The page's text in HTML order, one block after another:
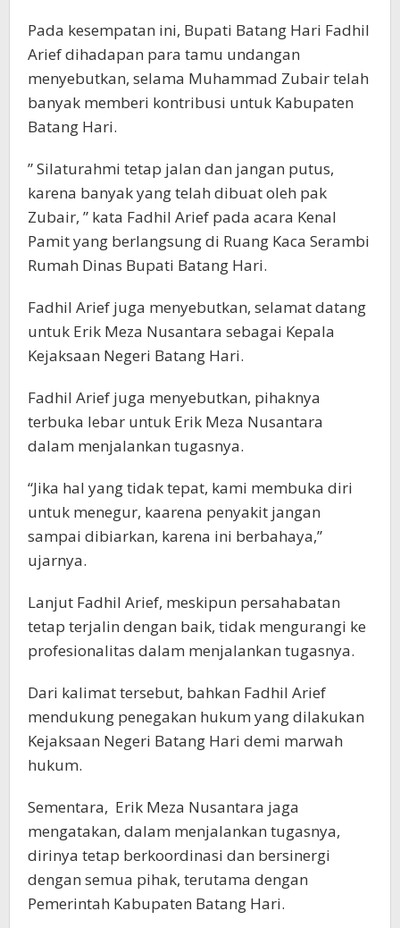
Pada kesempatan ini, Bupati Batang Hari Fadhil
Arief dihadapan para tamu undangan
menyebutkan, selama Muhammad Zubair telah
banyak memberi kontribusi untuk Kabupaten
Batang Hari.
” Silaturahmi tetap jalan dan jangan putus,
karena banyak yang telah dibuat oleh pak
Zubair, ” kata Fadhil Arief pada acara Kenal
Pamit yang berlangsung di Ruang Kaca Serambi
Rumah Dinas Bupati Batang Hari.
Fadhil Arief juga menyebutkan, selamat datang
untuk Erik Meza Nusantara sebagai Kepala
Kejaksaan Negeri Batang Hari.
Fadhil Arief juga menyebutkan, pihaknya
terbuka lebar untuk Erik Meza Nusantara
dalam menjalankan tugasnya.
“Jika hal yang tidak tepat, kami membuka diri
untuk menegur, kaarena penyakit jangan
sampai dibiarkan, karena ini berbahaya,”
ujarnya.
Lanjut Fadhil Arief, meskipun persahabatan
tetap terjalin dengan baik, tidak mengurangi ke
profesionalitas dalam menjalankan tugasnya.
Dari kalimat tersebut, bahkan Fadhil Arief
mendukung penegakan hukum yang dilakukan
Kejaksaan Negeri Batang Hari demi marwah
hukum.
Sementara, Erik Meza Nusantara jaga
mengatakan, dalam menjalankan tugasnya,
dirinya tetap berkoordinasi dan bersinergi
dengan semua pihak, terutama dengan
Pemerintah Kabupaten Batang Hari.